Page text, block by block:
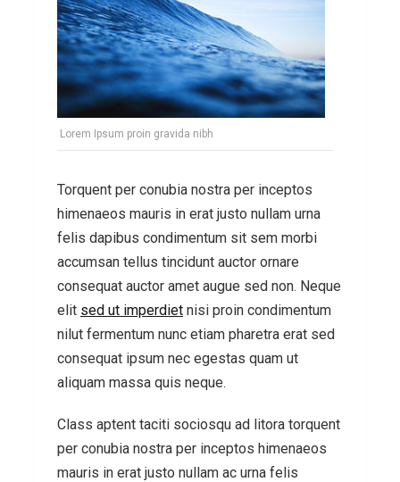
Lorem Ipsum proin gravida nibh
Torquent per conubia nostra per inceptos
himenaeos mauris in erat justo nullam urna
felis dapibus condimentum sit sem morbi
accumsan tellus tincidunt auctor ornare
consequat auctor amet augue sed non. Neque
elit sed ut imperdiet nisi proin condimentum
nilut fermentum nunc etiam pharetra erat sed
consequat ipsum nec egestas quam ut
aliquam massa quis neque.
Class aptent taciti sociosqu ad litora torquent
per conubia nostra per inceptos himenaeos
mauris in erat justo nullam ac urna felis